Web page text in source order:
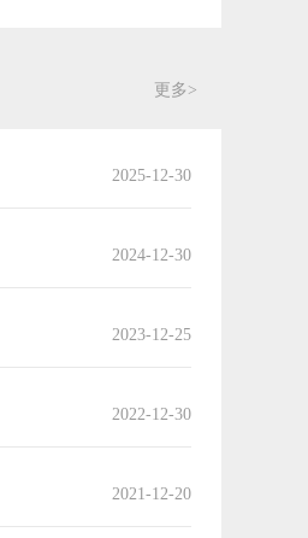
更多>
2025-12-30
2024-12-30
2023-12-25
2022-12-30
2021-12-20